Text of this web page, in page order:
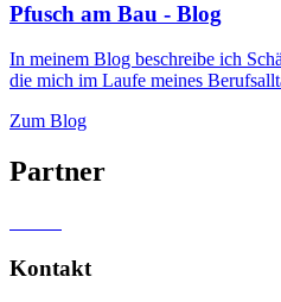
Pfusch am Bau - Blog
In meinem Blog beschreibe ich
die mich im Laufe meines
Zum Blog
Partner
Kontakt